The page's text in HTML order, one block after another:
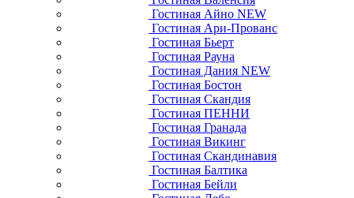
Гостиная Айно NEW
Гостиная Ари-Прованс
Гостиная Бьерт
Гостиная Рауна
Гостиная Дания NEW
Гостиная Бостон
Гостиная Скандия
Гостиная ПЕННИ
Гостиная Гранада
Гостиная Викинг
Гостиная Скандинавия
Гостиная Балтика
Гостиная Бейли